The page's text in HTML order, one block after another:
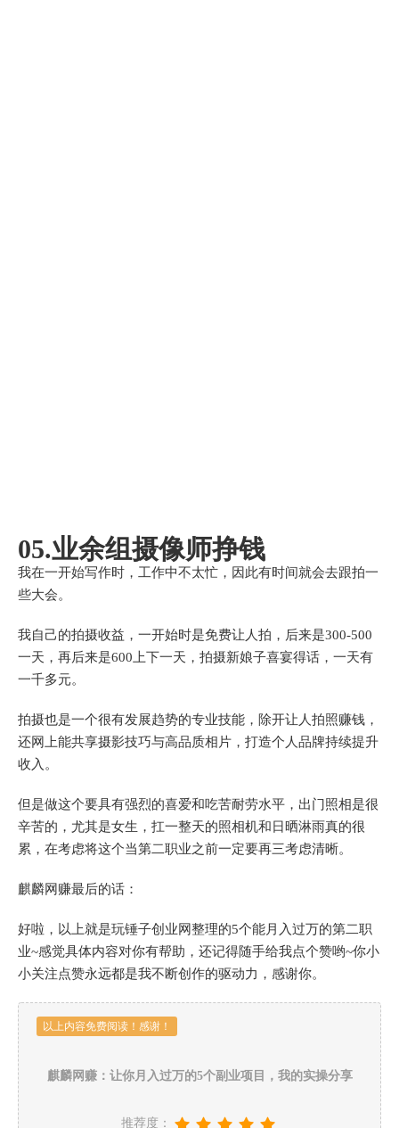
05.业余组摄像师挣钱
我在一开始写作时，工作中不太忙，因此有时间就会去跟拍一
些大会。
我自己的拍摄收益，一开始时是免费让人拍，后来是300-500
一天，再后来是600上下一天，拍摄新娘子喜宴得话，一天有
一千多元。
拍摄也是一个很有发展趋势的专业技能，除开让人拍照赚钱，
还网上能共享摄影技巧与高品质相片，打造个人品牌持续提升
收入。
但是做这个要具有强烈的喜爱和吃苦耐劳水平，出门照相是很
辛苦的，尤其是女生，扛一整天的照相机和日晒淋雨真的很
累，在考虑将这个当第二职业之前一定要再三考虑清晰。
麒麟网赚最后的话：
好啦，以上就是玩锤子创业网整理的5个能月入过万的第二职
业~感觉具体内容对你有帮助，还记得随手给我点个赞哟~你小
小关注点赞永远都是我不断创作的驱动力，感谢你。
以上内容免费阅读！感谢！
麒麟网赚：让你月入过万的5个副业项目，我的实操分享
推荐度：